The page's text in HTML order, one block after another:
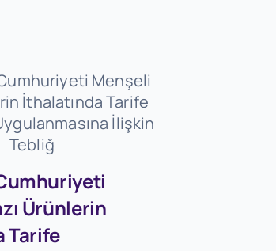
Ürünlerin
Tarife